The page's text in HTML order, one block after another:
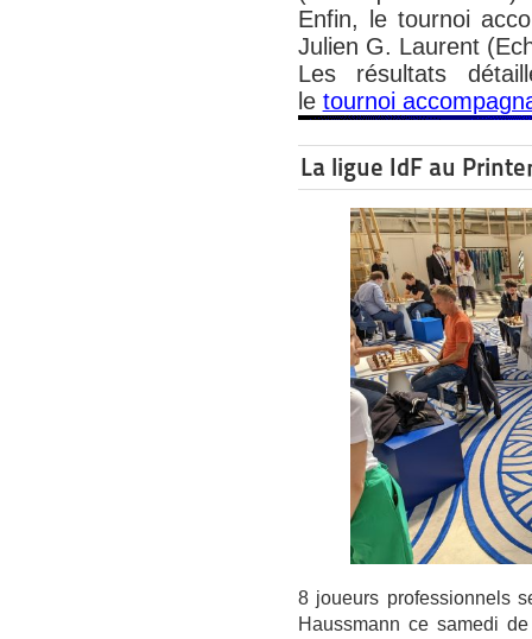
Enfin, le tournoi
Julien G. Laurent
Les résultats
le tournoi
La ligue IdF au
8 joueurs professionnels
Haussmann ce samedi